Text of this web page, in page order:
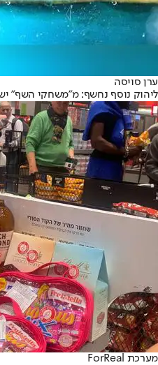
ערן סויסה
ליהוק נוסף נחשף: מ״משחקי השף״
מערכת ForReal